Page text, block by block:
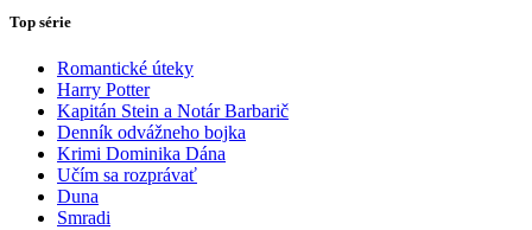
Top série
Romantické úteky
Harry Potter
Kapitán Stein a Notár Barbarič
Denník odvážneho bojka
Krimi Dominika Dána
Učím sa rozprávať
Duna
Smradi